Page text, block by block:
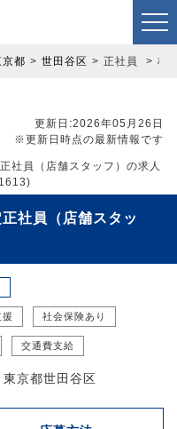
京都 世田谷区 正社員 株
更新日:2026年05月26日
※更新日時点の最新情報です
社員（店舗スタッフ）の求人
社員（店舗スタッ
社会保険あり
交通費支給
東京都世田谷区